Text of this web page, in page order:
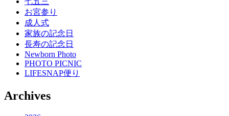
お宮参り
成人式
家族の記念日
長寿の記念日
Newborn Photo
PHOTO PICNIC
LIFESNAP便り
Archives